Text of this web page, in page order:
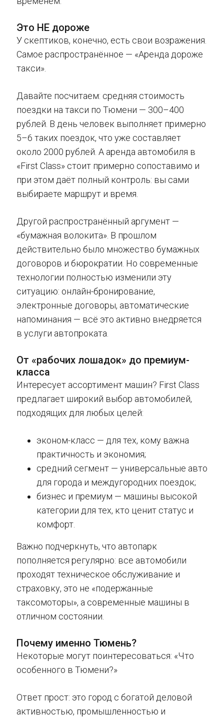
Это НЕ дороже
У скептиков, конечно, есть свои возражения.
Самое распространённое — «Аренда дороже
такси».
Давайте посчитаем: средняя стоимость
поездки на такси по Тюмени — 300–400
рублей. В день человек выполняет примерно
5–6 таких поездок, что уже составляет
около 2000 рублей. А аренда автомобиля в
«First Class» стоит примерно сопоставимо и
при этом даёт полный контроль: вы сами
выбираете маршрут и время.
Другой распространённый аргумент —
«бумажная волокита». В прошлом
действительно было множество бумажных
договоров и бюрократии. Но современные
технологии полностью изменили эту
ситуацию: онлайн-бронирование,
электронные договоры, автоматические
напоминания — всё это активно внедряется
в услуги автопроката.
От «рабочих лошадок» до премиум-
класса
Интересует ассортимент машин? First Class
предлагает широкий выбор автомобилей,
подходящих для любых целей:
эконом-класс — для тех, кому важна
практичность и экономия;
средний сегмент — универсальные авто
для города и междугородних поездок;
бизнес и премиум — машины высокой
категории для тех, кто ценит статус и
комфорт.
Важно подчеркнуть, что автопарк
пополняется регулярно: все автомобили
проходят техническое обслуживание и
страховку, это не «подержанные
таксомоторы», а современные машины в
отличном состоянии.
Почему именно Тюмень?
Некоторые могут поинтересоваться: «Что
особенного в Тюмени?»
Ответ прост: это город с богатой деловой
активностью, промышленностью и